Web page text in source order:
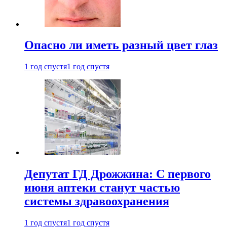
Опасно ли иметь разный цвет глаз
1 год спустя1 год спустя
Депутат ГД Дрожжина: С первого
июня аптеки станут частью
системы здравоохранения
1 год спустя1 год спустя